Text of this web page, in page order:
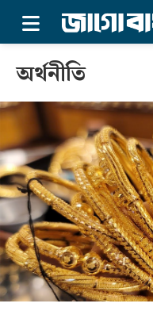
×
প্রচ্ছদ
অর্থনীতি